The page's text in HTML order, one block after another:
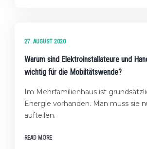
27. AUGUST 2020
Warum sind Elektroinstallateure und
wichtig für die Mobiltätswende?
Im Mehrfamilienhaus ist
Energie vorhanden. Man muss sie
aufteilen.
READ MORE